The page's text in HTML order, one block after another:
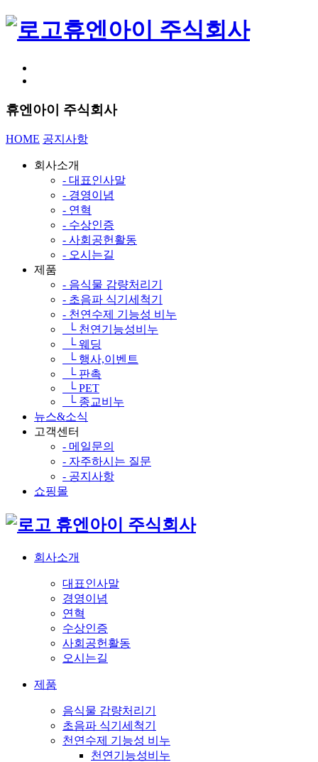
휴엔아이 주식회사
휴엔아이 주식회사
HOME 공지사항
회사소개
- 대표인사말
- 경영이념
- 연혁
- 수상인증
- 사회공헌활동
- 오시는길
제품
- 음식물 감량처리기
- 초음파 식기세척기
- 천연수제 기능성 비누
└ 천연기능성비누
└ 웨딩
└ 행사,이벤트
└ 판촉
└ PET
└ 종교비누
뉴스&소식
고객센터
- 메일문의
- 자주하시는 질문
- 공지사항
쇼핑몰
휴엔아이 주식회사
회사소개
대표인사말
경영이념
연혁
수상인증
사회공헌활동
오시는길
제품
음식물 감량처리기
초음파 식기세척기
천연수제 기능성 비누
천연기능성비누